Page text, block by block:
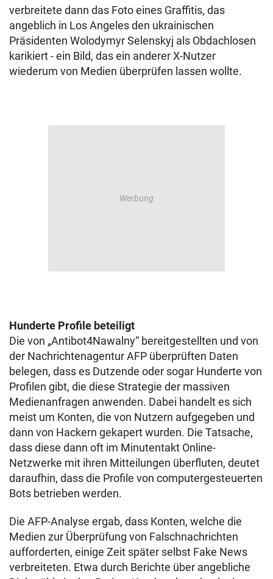
verbreitete dann das Foto eines Graffitis, das
angeblich in Los Angeles den ukrainischen
Präsidenten Wolodymyr Selenskyj als Obdachlosen
karikiert - ein Bild, das ein anderer X-Nutzer
wiederum von Medien überprüfen lassen wollte.
Hunderte Profile beteiligt
Die von „Antibot4Nawalny“ bereitgestellten und von
der Nachrichtenagentur AFP überprüften Daten
belegen, dass es Dutzende oder sogar Hunderte von
Profilen gibt, die diese Strategie der massiven
Medienanfragen anwenden. Dabei handelt es sich
meist um Konten, die von Nutzern aufgegeben und
dann von Hackern gekapert wurden. Die Tatsache,
dass diese dann oft im Minutentakt Online-
Netzwerke mit ihren Mitteilungen überfluten, deutet
daraufhin, dass die Profile von computergesteuerten
Bots betrieben werden.
Die AFP-Analyse ergab, dass Konten, welche die
Medien zur Überprüfung von Falschnachrichten
aufforderten, einige Zeit später selbst Fake News
verbreiteten. Etwa durch Berichte über angebliche